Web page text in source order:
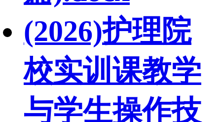
(2026)护理院
校实训课教学
与学生操作技